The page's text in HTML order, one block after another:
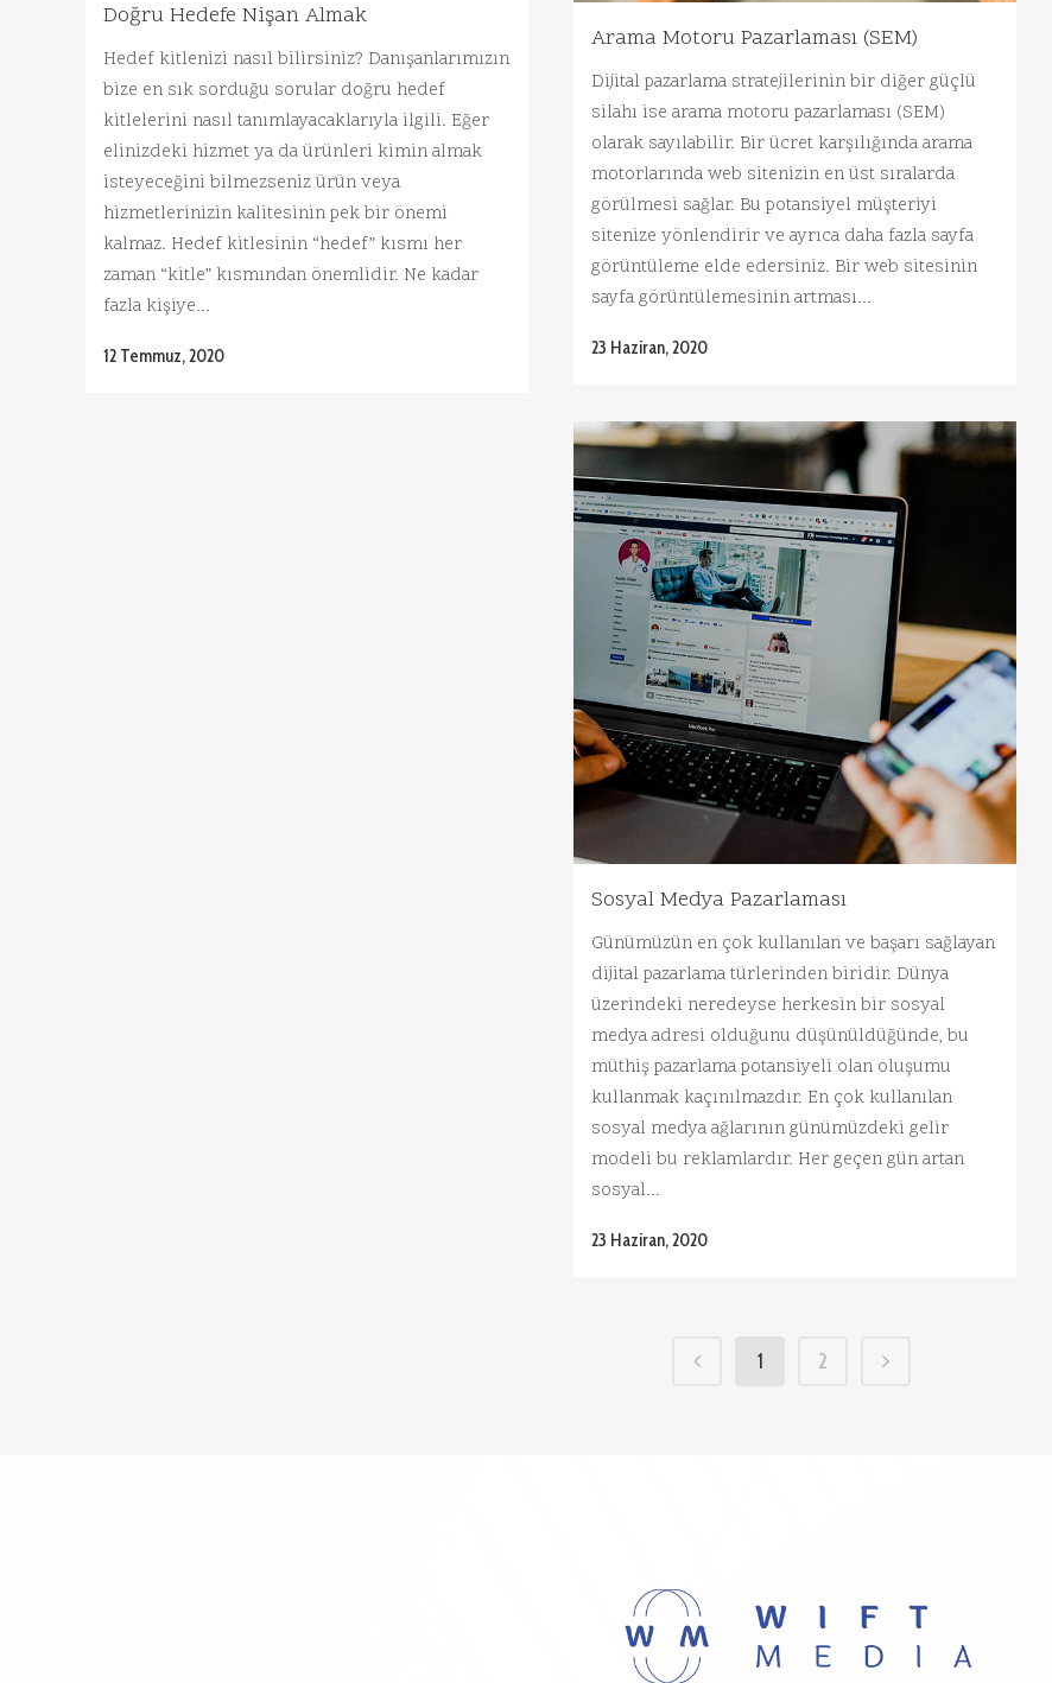
Doğru Hedefe Nişan Almak
Hedef kitlenizi nasıl bilirsiniz? Danışanlarımızın
bize en sık sorduğu sorular doğru hedef
kitlelerini nasıl tanımlayacaklarıyla ilgili. Eğer
elinizdeki hizmet ya da ürünleri kimin almak
isteyeceğini bilmezseniz ürün veya
hizmetlerinizin kalitesinin pek bir önemi
kalmaz. Hedef kitlesinin “hedef” kısmı her
zaman “kitle” kısmından önemlidir. Ne kadar
fazla kişiye...
12 Temmuz, 2020
Arama Motoru Pazarlaması (SEM)
Dijital pazarlama stratejilerinin bir diğer güçlü
silahı ise arama motoru pazarlaması (SEM)
olarak sayılabilir. Bir ücret karşılığında arama
motorlarında web sitenizin en üst sıralarda
görülmesi sağlar. Bu potansiyel müşteriyi
sitenize yönlendirir ve ayrıca daha fazla sayfa
görüntüleme elde edersiniz. Bir web sitesinin
sayfa görüntülemesinin artması...
23 Haziran, 2020
Sosyal Medya Pazarlaması
Günümüzün en çok kullanılan ve başarı sağlayan
dijital pazarlama türlerinden biridir. Dünya
üzerindeki neredeyse herkesin bir sosyal
medya adresi olduğunu düşünüldüğünde, bu
müthiş pazarlama potansiyeli olan oluşumu
kullanmak kaçınılmazdır. En çok kullanılan
sosyal medya ağlarının günümüzdeki gelir
modeli bu reklamlardır. Her geçen gün artan
sosyal...
23 Haziran, 2020
1 2